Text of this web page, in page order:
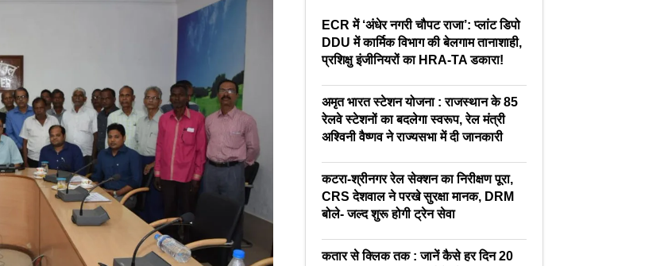
ECR में ‘अंधेर नगरी चौपट राजा’: प्लांट डिपो
DDU में कार्मिक विभाग की बेलगाम तानाशाही,
प्रशिक्षु इंजीनियरों का HRA-TA डकारा!
अमृत भारत स्टेशन योजना : राजस्थान के 85
रेलवे स्टेशनों का बदलेगा स्वरूप, रेल मंत्री
अश्विनी वैष्णव ने राज्यसभा में दी जानकारी
कटरा-श्रीनगर रेल सेक्शन का निरीक्षण पूरा,
CRS देशवाल ने परखे सुरक्षा मानक, DRM
बोले- जल्द शुरू होगी ट्रेन सेवा
कतार से क्लिक तक : जानें कैसे हर दिन 20